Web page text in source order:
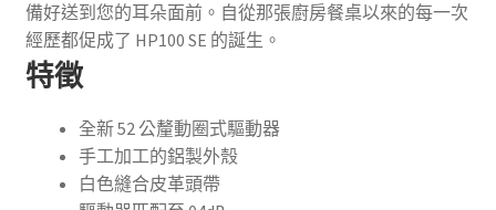
備好送到您的耳朵面前。自從那張廚房餐桌以來的每一次
經歷都促成了 HP100 SE 的誕生。
特徵
全新 52 公釐動圈式驅動器
手工加工的鋁製外殼
白色縫合皮革頭帶